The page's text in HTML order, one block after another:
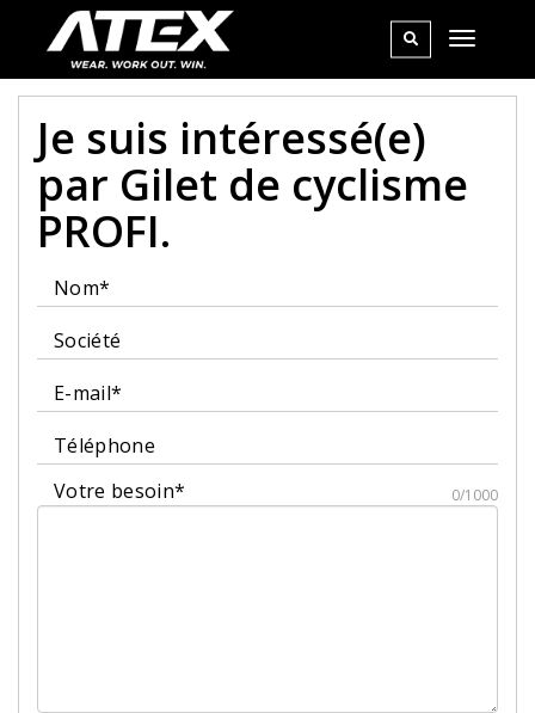
Je suis intéressé(e)
par Gilet de cyclisme
PROFI.
Nom*
Société
E-mail*
Téléphone
Votre besoin*
0/1000